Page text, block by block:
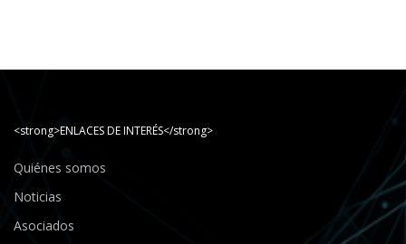
<strong>ENLACES DE INTERÉS</strong>
Quiénes somos
Noticias
Asociados